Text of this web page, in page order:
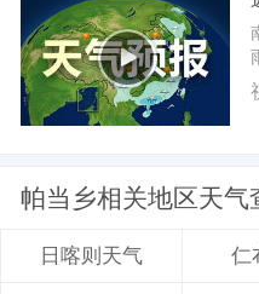
帕当乡相关地区天气
日喀则天气 仁